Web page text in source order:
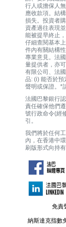
行人或擔保人
應收款項。結
損失。投資者
資產過往表現
能被提早終止
仔細查閱基本
件內有關結構
專業意見。法
量提供者，亦
有限公司、法
品: (i) 能否於
聲明或保證。*
法國巴黎銀行
責任確保他們
號行政命令(經
引。
我們將於任何
內，在香港中
刷版形式向持
免責
納斯達克指數